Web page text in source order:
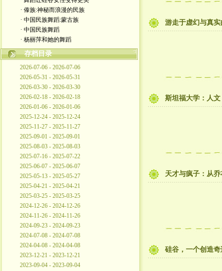
· 傣族:神秘而浪漫的民族
· 中国民族舞蹈:蒙古族
· 中国民族舞蹈
· 杨丽萍和她的舞蹈
存档目录
2026-07-06 - 2026-07-06
2026-05-31 - 2026-05-31
2026-03-30 - 2026-03-30
2026-02-18 - 2026-02-18
2026-01-06 - 2026-01-06
2025-12-24 - 2025-12-24
2025-11-27 - 2025-11-27
2025-09-01 - 2025-09-01
2025-08-03 - 2025-08-03
2025-07-16 - 2025-07-22
2025-06-07 - 2025-06-07
2025-05-13 - 2025-05-27
2025-04-21 - 2025-04-21
2025-03-25 - 2025-03-25
2024-12-26 - 2024-12-26
2024-11-26 - 2024-11-26
2024-09-23 - 2024-09-23
2024-07-08 - 2024-07-08
2024-04-08 - 2024-04-08
2023-12-21 - 2023-12-21
2023-09-04 - 2023-09-04
游走于虚幻与真
斯坦福大学：人
天才与疯子：从
硅谷，一个创造